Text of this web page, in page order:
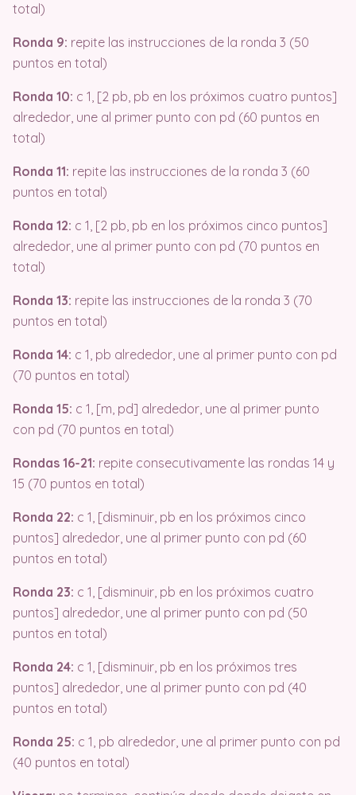
total)
Ronda 9: repite las instrucciones de la ronda 3 (50
puntos en total)
Ronda 10: c 1, [2 pb, pb en los próximos cuatro puntos]
alrededor, une al primer punto con pd (60 puntos en
total)
Ronda 11: repite las instrucciones de la ronda 3 (60
puntos en total)
Ronda 12: c 1, [2 pb, pb en los próximos cinco puntos]
alrededor, une al primer punto con pd (70 puntos en
total)
Ronda 13: repite las instrucciones de la ronda 3 (70
puntos en total)
Ronda 14: c 1, pb alrededor, une al primer punto con pd
(70 puntos en total)
Ronda 15: c 1, [m, pd] alrededor, une al primer punto
con pd (70 puntos en total)
Rondas 16-21: repite consecutivamente las rondas 14 y
15 (70 puntos en total)
Ronda 22: c 1, [disminuir, pb en los próximos cinco
puntos] alrededor, une al primer punto con pd (60
puntos en total)
Ronda 23: c 1, [disminuir, pb en los próximos cuatro
puntos] alrededor, une al primer punto con pd (50
puntos en total)
Ronda 24: c 1, [disminuir, pb en los próximos tres
puntos] alrededor, une al primer punto con pd (40
puntos en total)
Ronda 25: c 1, pb alrededor, une al primer punto con pd
(40 puntos en total)